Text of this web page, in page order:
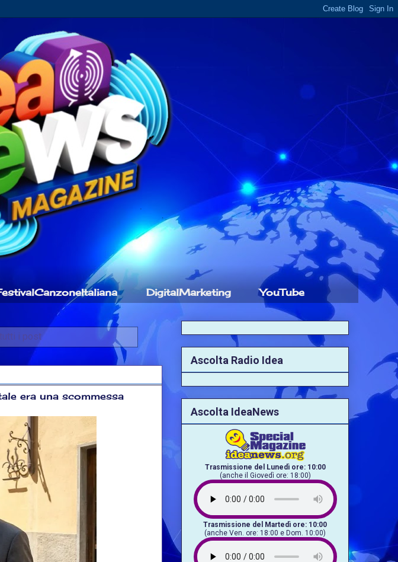
DigitalMarketing YouTube
tutti i post
era una scommessa
Ascolta Radio Idea
Ascolta IdeaNews
Trasmissione del Lunedì ore: 10:00
(anche il Giovedì ore: 18:00)
Trasmissione del Martedì ore: 10:00
(anche Ven. ore: 18:00 e Dom. 10:00)